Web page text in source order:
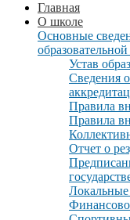
Главная
О школе
Основные
Устав
Сведения
Правила
Правила
Отчет о
Локальные